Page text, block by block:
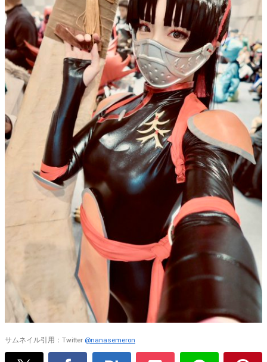
サムネイル引用：Twitter @nanasemeron